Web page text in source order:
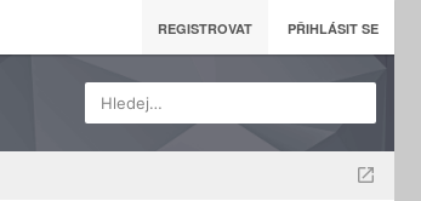
REGISTROVAT PŘIHLÁSIT SE
Hledej…